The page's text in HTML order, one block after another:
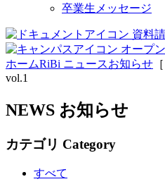
卒業生メッセージ
資料
オープン
ホームRiBi ニュースお知らせ
vol.1
NEWS お知らせ
カテゴリ Category
すべて